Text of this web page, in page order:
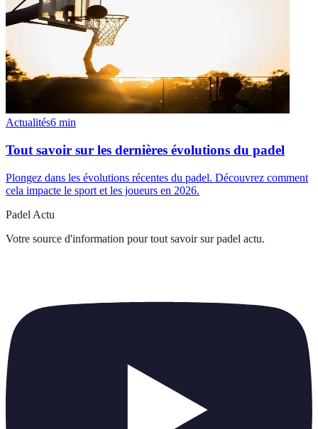
Actualités6 min
Tout savoir sur les dernières évolutions du padel
Plongez dans les évolutions récentes du padel. Découvrez comment
cela impacte le sport et les joueurs en 2026.
Padel Actu
Votre source d'information pour tout savoir sur padel actu.